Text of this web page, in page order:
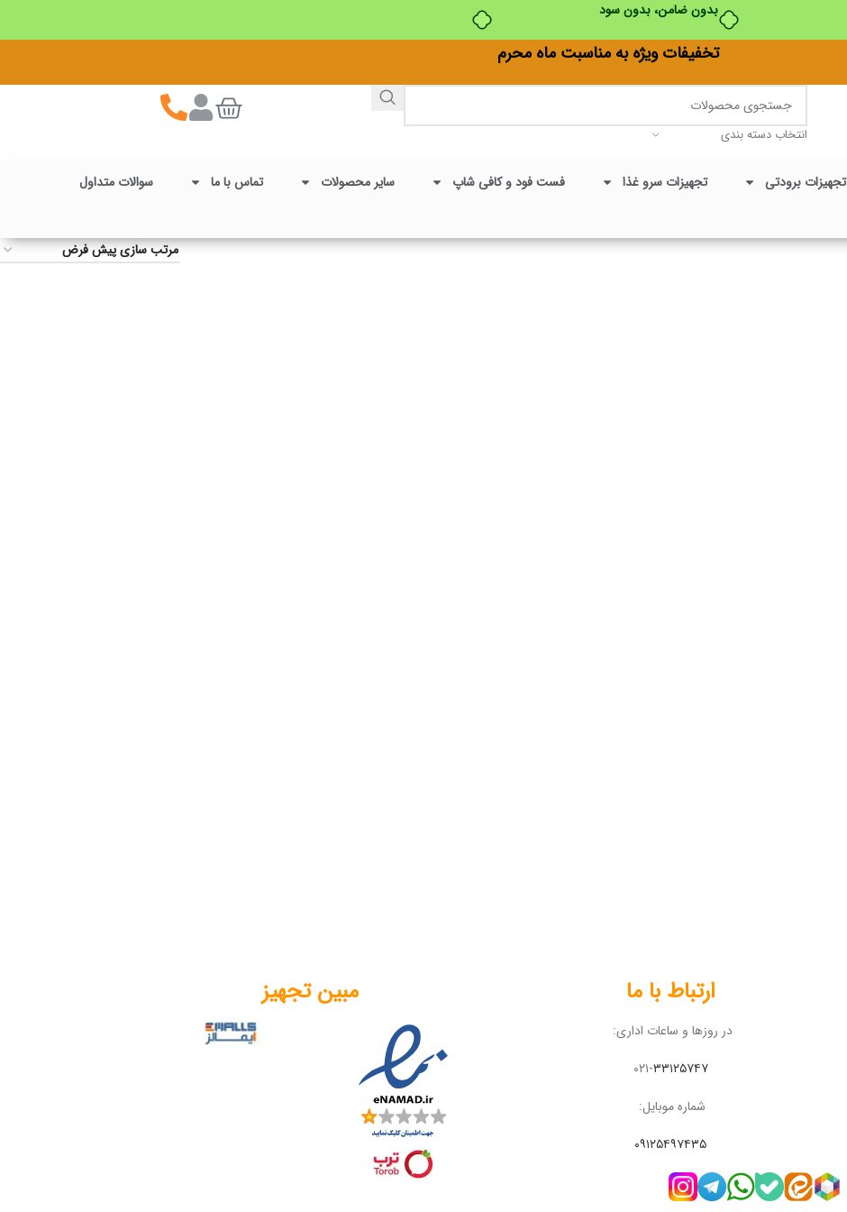
بدون ضامن، بدون سود
تخفیفات ویژه به مناسبت ماه محرم
انتخاب دسته بندی
تجهیزات برودتی تجهیزات سرو غذا فست فود و کافی شاپ سایر محصولات تماس با ما سوالات متداول
ارتباط با ما
در روزها و ساعات اداری:
۰۲۱-۳۳۱۲۵۷۴۷
شماره موبایل:
۰۹۱۲۵۴۹۷۴۳۵
مبین تجهیز